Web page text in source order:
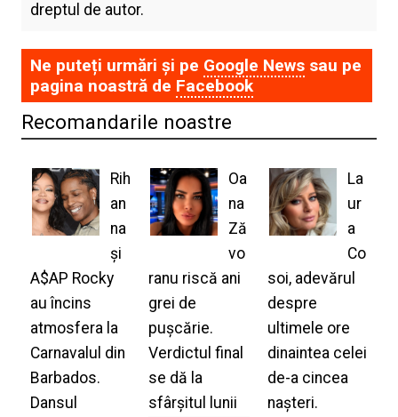
dreptul de autor.
Ne puteți urmări și pe Google Newssau pe
pagina noastră de Facebook
Recomandarile noastre
Rih
an
na
și
A$AP Rocky
au încins
atmosfera la
Carnavalul din
Barbados.
Dansul
Oa
na
Ză
vo
ranu riscă ani
grei de
pușcărie.
Verdictul final
se dă la
sfârșitul lunii
La
ur
a
Co
soi, adevărul
despre
ultimele ore
dinaintea celei
de-a cincea
nașteri.